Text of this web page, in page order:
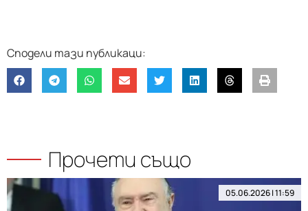
Прочети също
05.06.2026 | 11:59